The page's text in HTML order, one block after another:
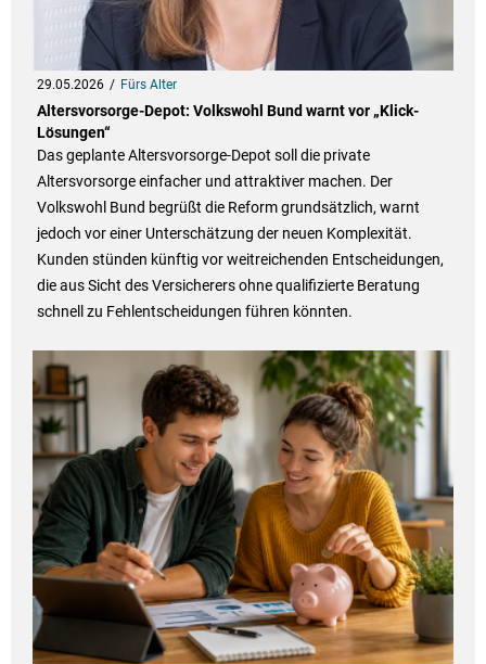
29.05.2026 Fürs Alter
Altersvorsorge-Depot: Volkswohl Bund warnt vor „Klick-
Lösungen“
Das geplante Altersvorsorge-Depot soll die private
Altersvorsorge einfacher und attraktiver machen. Der
Volkswohl Bund begrüßt die Reform grundsätzlich, warnt
jedoch vor einer Unterschätzung der neuen Komplexität.
Kunden stünden künftig vor weitreichenden Entscheidungen,
die aus Sicht des Versicherers ohne qualifizierte Beratung
schnell zu Fehlentscheidungen führen könnten.